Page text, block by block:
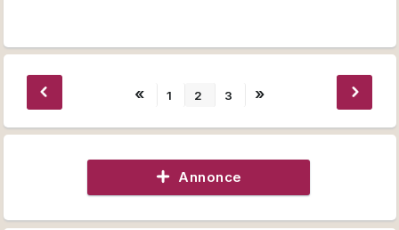
« 1 2 3 »
Annonce